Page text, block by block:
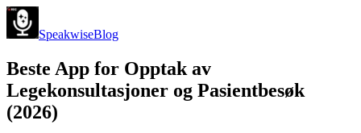
SpeakwiseBlog
Beste App for Opptak av
Legekonsultasjoner og Pasientbesøk
(2026)